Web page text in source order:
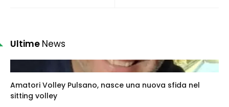
Ultime News
Amatori Volley Pulsano, nasce una nuova sfida nel
sitting volley